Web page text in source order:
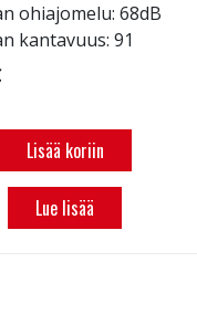
ohiajomelu: 68dB
kantavuus: 91
Lisää koriin
Lue lisää